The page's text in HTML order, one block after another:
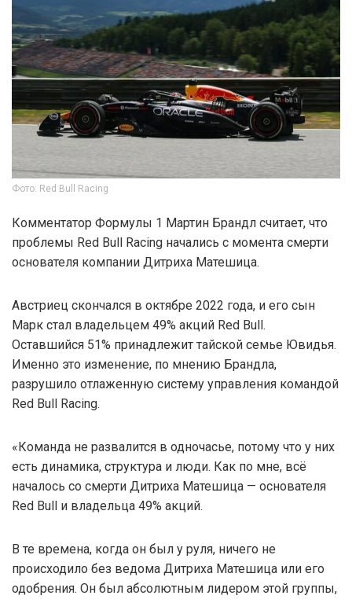
Фото: Red Bull Racing
Комментатор Формулы 1 Мартин Брандл считает, что
проблемы Red Bull Racing начались с момента смерти
основателя компании Дитриха Матешица.
Австриец скончался в октябре 2022 года, и его сын
Марк стал владельцем 49% акций Red Bull.
Оставшийся 51% принадлежит тайской семье Ювидья.
Именно это изменение, по мнению Брандла,
разрушило отлаженную систему управления командой
Red Bull Racing.
«Команда не развалится в одночасье, потому что у них
есть динамика, структура и люди. Как по мне, всё
началось со смерти Дитриха Матешица — основателя
Red Bull и владельца 49% акций.
В те времена, когда он был у руля, ничего не
происходило без ведома Дитриха Матешица или его
одобрения. Он был абсолютным лидером этой группы,